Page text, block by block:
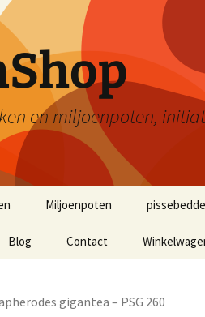
en miljoenpoten,
Miljoenpoten
Blog Contact
gigantea – PSG 260